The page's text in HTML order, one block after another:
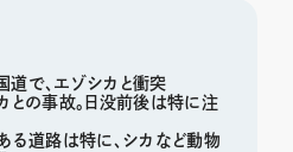
で、エゾシカと衝突
との事故。日没前後は特に注
る道路は特に、シカなど動物